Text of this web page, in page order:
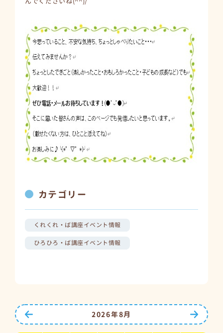
カテゴリー
くれくれ・ば講座イベント情報
ひろひろ・ば講座イベント情報
次の月
2026年8月